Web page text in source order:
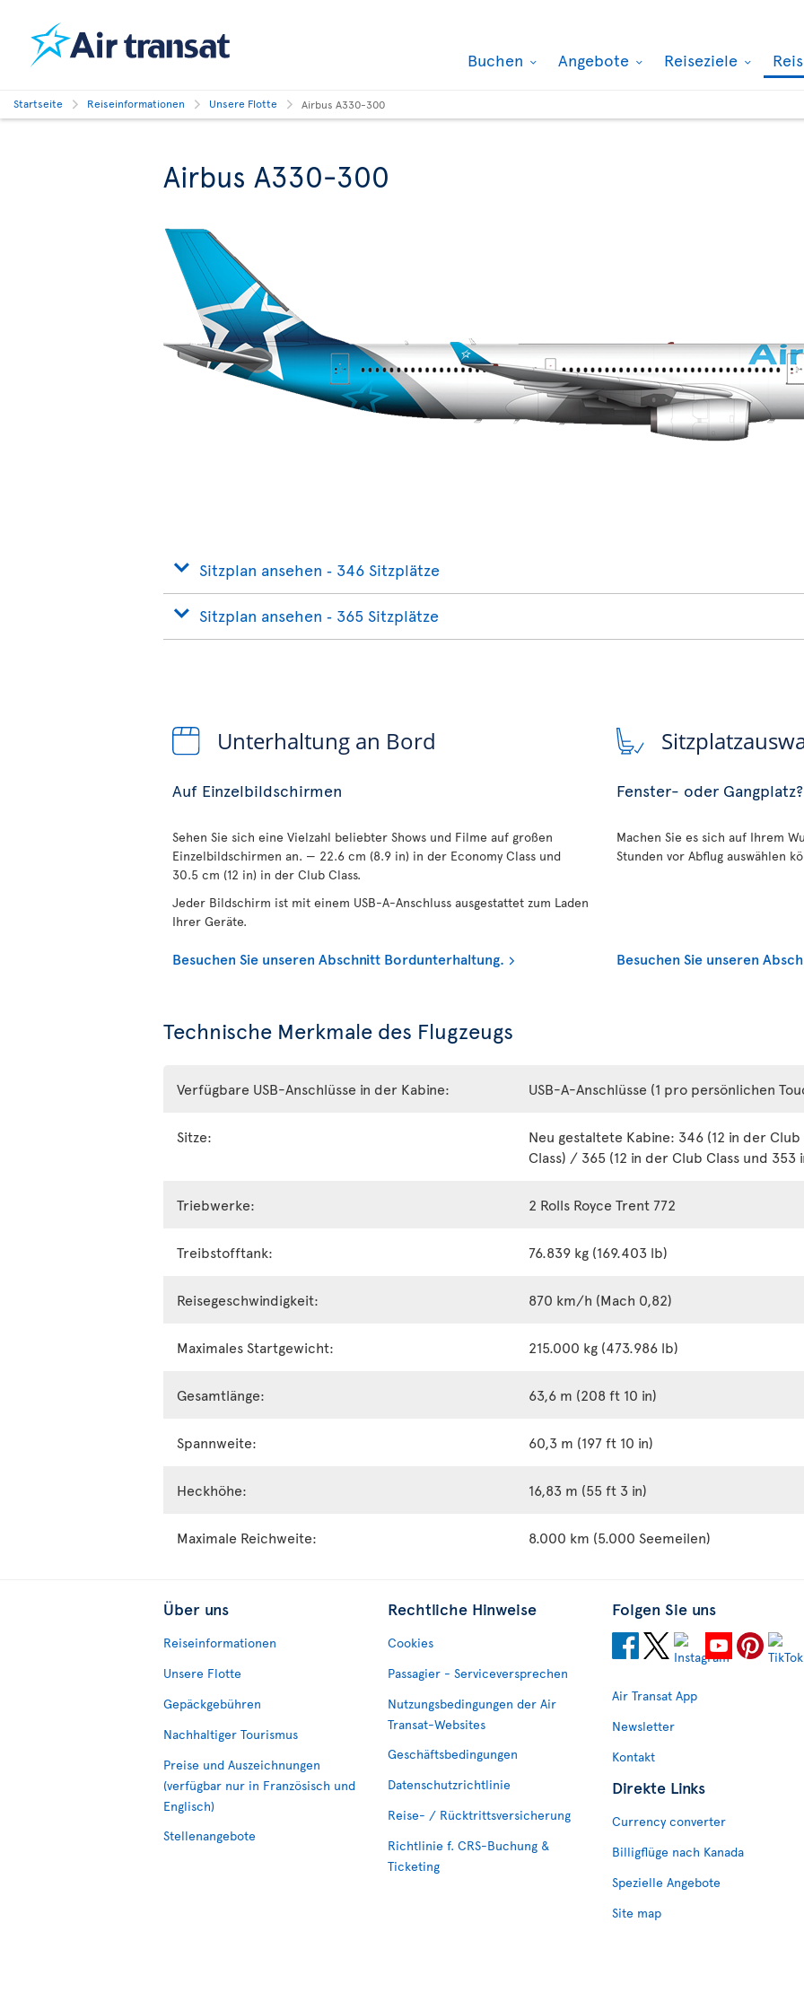
Buchen Angebote Reiseziele
Startseite Reiseinformationen Unsere Flotte Airbus A330-300
Airbus A330-300
Sitzplan ansehen ‐ 346 Sitzplätze
Sitzplan ansehen ‐ 365 Sitzplätze
Unterhaltung an Bord
Auf Einzelbildschirmen
Sehen Sie sich eine Vielzahl beliebter Shows und Filme auf großen
Einzelbildschirmen an. — 22.6 cm (8.9 in) in der Economy Class und
30.5 cm (12 in) in der Club Class.
Jeder Bildschirm ist mit einem USB-A-Anschluss ausgestattet zum Laden
Ihrer Geräte.
Besuchen Sie unseren Abschnitt Bordunterhaltung.
Fenster- oder Gangplatz?
Machen Sie es sich auf Ihrem
Stunden vor Abflug auswählen
Besuchen Sie unseren
Technische Merkmale des Flugzeugs
Verfügbare USB-Anschlüsse in der Kabine: USB-A-Anschlüsse (1 pro persönlichen
Sitze:
Neu gestaltete Kabine: 346 (12 in der
Class) / 365 (12 in der Club Class und 353
Triebwerke: 2 Rolls Royce Trent 772
Treibstofftank: 76.839 kg (169.403 lb)
Reisegeschwindigkeit: 870 km/h (Mach 0,82)
Maximales Startgewicht: 215.000 kg (473.986 lb)
Gesamtlänge: 63,6 m (208 ft 10 in)
Spannweite: 60,3 m (197 ft 10 in)
Heckhöhe: 16,83 m (55 ft 3 in)
Maximale Reichweite: 8.000 km (5.000 Seemeilen)
Über uns
Reiseinformationen
Unsere Flotte
Gepäckgebühren
Nachhaltiger Tourismus
Preise und Auszeichnungen
(verfügbar nur in Französisch und
Englisch)
Stellenangebote
Rechtliche Hinweise
Cookies
Passagier - Serviceversprechen
Nutzungsbedingungen der Air
Transat-Websites
Geschäftsbedingungen
Datenschutzrichtlinie
Reise- / Rücktrittsversicherung
Richtlinie f. CRS-Buchung &
Ticketing
Folgen Sie uns
Air Transat App
Newsletter
Kontakt
Direkte Links
Currency converter
Billigflüge nach Kanada
Spezielle Angebote
Site map